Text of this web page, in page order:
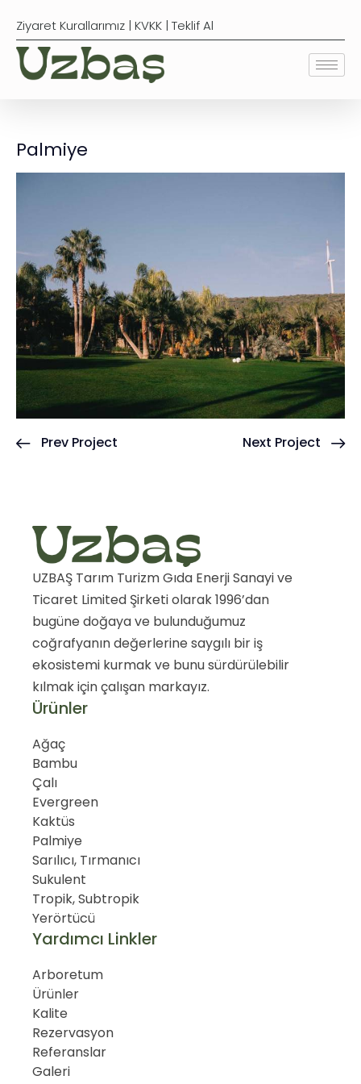
Ziyaret Kurallarımız | KVKK | Teklif Al
Palmiye
Prev Project Next Project
UZBAŞ Tarım Turizm Gıda Enerji Sanayi ve
Ticaret Limited Şirketi olarak 1996’dan
bugüne doğaya ve bulunduğumuz
coğrafyanın değerlerine saygılı bir iş
ekosistemi kurmak ve bunu sürdürülebilir
kılmak için çalışan markayız.
Ürünler
Ağaç
Bambu
Çalı
Evergreen
Kaktüs
Palmiye
Sarılıcı, Tırmanıcı
Sukulent
Tropik, Subtropik
Yerörtücü
Yardımcı Linkler
Arboretum
Ürünler
Kalite
Rezervasyon
Referanslar
Galeri